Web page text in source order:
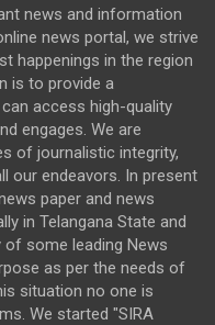
news and information
news portal, we strive
happenings in the region
is to provide a
access high-quality
engages. We are
of journalistic integrity,
our endeavors. In present
paper and news
in Telangana State and
of some leading News
as per the needs of
situation no one is
We started "SIRA